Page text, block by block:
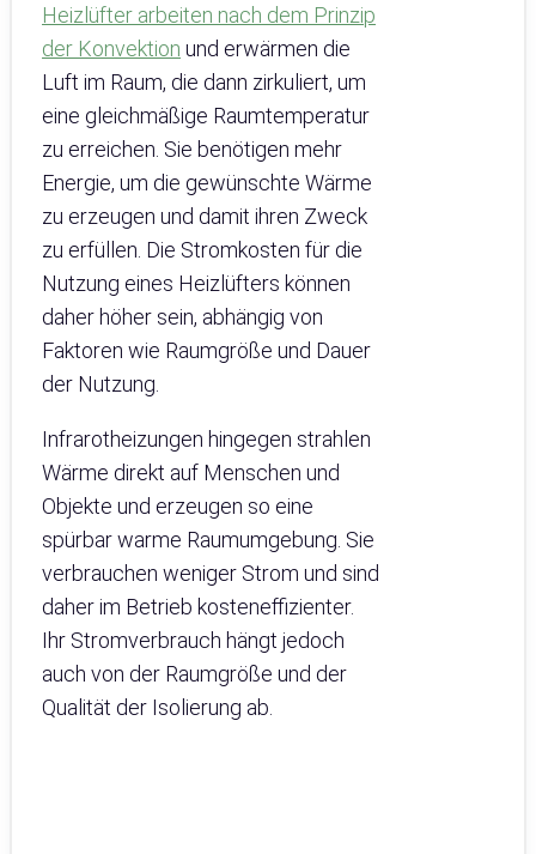
Heizlüfter arbeiten nach dem Prinzip
der Konvektion und erwärmen die
Luft im Raum, die dann zirkuliert, um
eine gleichmäßige Raumtemperatur
zu erreichen. Sie benötigen mehr
Energie, um die gewünschte Wärme
zu erzeugen und damit ihren Zweck
zu erfüllen. Die Stromkosten für die
Nutzung eines Heizlüfters können
daher höher sein, abhängig von
Faktoren wie Raumgröße und Dauer
der Nutzung.
Infrarotheizungen hingegen strahlen
Wärme direkt auf Menschen und
Objekte und erzeugen so eine
spürbar warme Raumumgebung. Sie
verbrauchen weniger Strom und sind
daher im Betrieb kosteneffizienter.
Ihr Stromverbrauch hängt jedoch
auch von der Raumgröße und der
Qualität der Isolierung ab.